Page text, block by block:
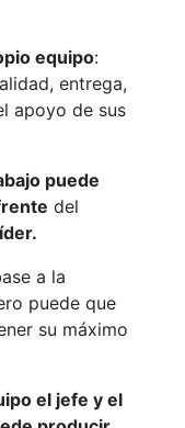
equipo:
entrega,
apoyo de sus
puede
del
a la
puede que
su máximo
el jefe y el